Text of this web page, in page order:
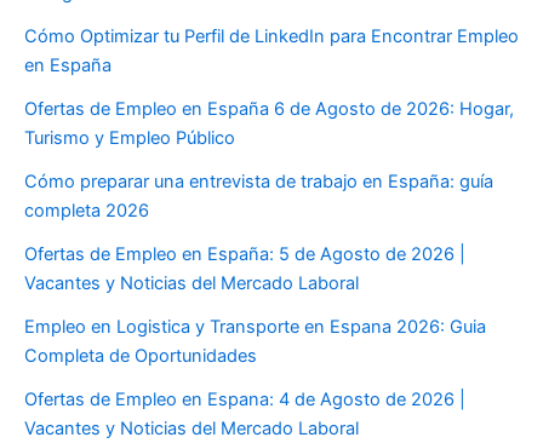
Cómo Optimizar tu Perfil de LinkedIn para Encontrar Empleo
en España
Ofertas de Empleo en España 6 de Agosto de 2026: Hogar,
Turismo y Empleo Público
Cómo preparar una entrevista de trabajo en España: guía
completa 2026
Ofertas de Empleo en España: 5 de Agosto de 2026 |
Vacantes y Noticias del Mercado Laboral
Empleo en Logistica y Transporte en Espana 2026: Guia
Completa de Oportunidades
Ofertas de Empleo en Espana: 4 de Agosto de 2026 |
Vacantes y Noticias del Mercado Laboral